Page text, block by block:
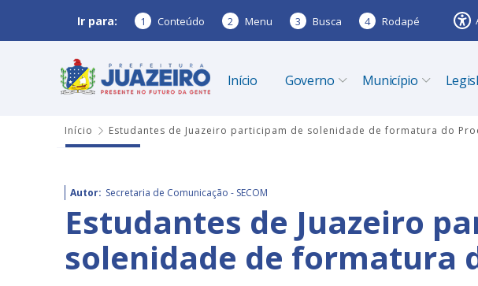
Ir para: 1 Conteúdo 2 Menu 3 Busca 4 Rodapé
Início Governo Município
Início Estudantes de Juazeiro participam de solenidade de formatura do
Autor: Secretaria de Comunicação - SECOM
Estudantes de Juazeiro
solenidade de formatura